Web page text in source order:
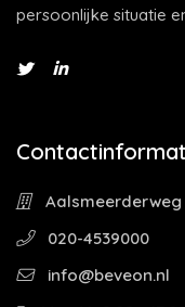
persoonlijke situatie
Aalsmeerderweg
020-4539000
info@beveon.nl